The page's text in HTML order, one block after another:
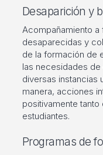
Desaparición y
Acompañamiento
desaparecidas y
de la formación de
las necesidades
diversas instancias
manera, acciones
positivamente
estudiantes.
Programas de